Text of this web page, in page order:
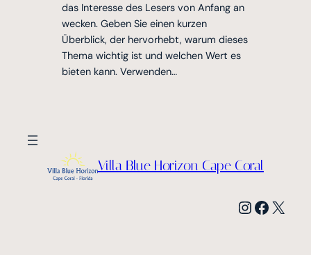
das Interesse des Lesers von Anfang an
wecken. Geben Sie einen kurzen
Überblick, der hervorhebt, warum dieses
Thema wichtig ist und welchen Wert es
bieten kann. Verwenden…
Villa Blue Horizon Cape Coral
InstagramFacebook X